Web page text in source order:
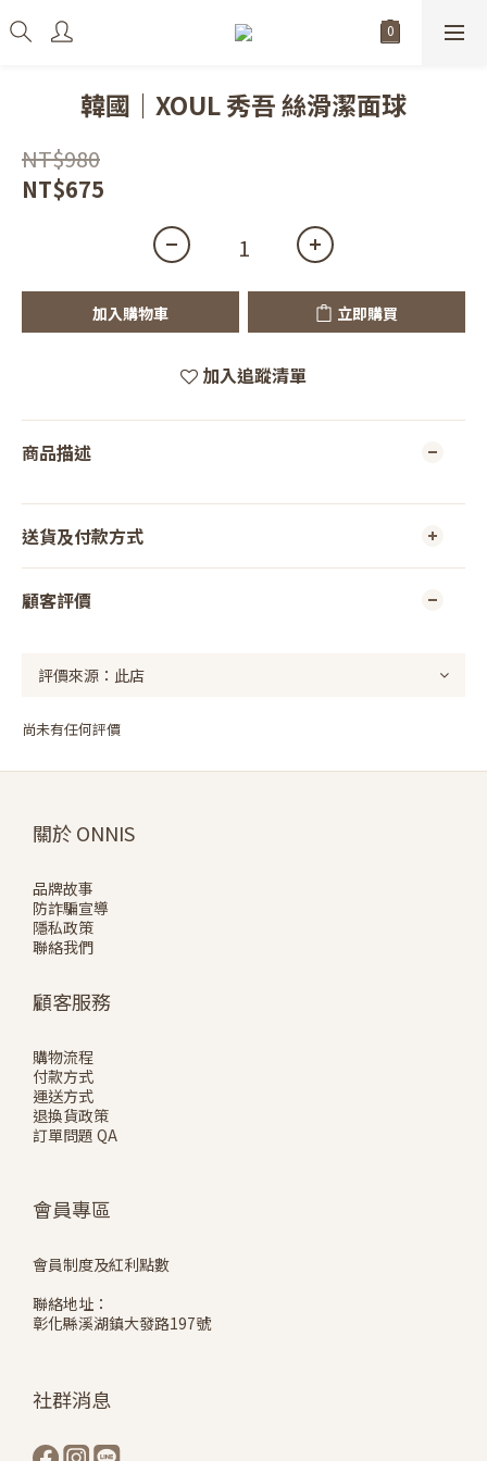
韓國｜XOUL 秀吾 絲滑潔面球
NT$980
NT$675
加入購物車 立即購買
加入追蹤清單
商品描述
送貨及付款方式
顧客評價
尚未有任何評價
關於 ONNIS
品牌故事
防詐騙宣導
隱私政策
聯絡我們
顧客服務
購物流程
付款方式
運送方式
退換貨政策
訂單問題 QA
會員專區
會員制度及紅利點數
聯絡地址：
彰化縣溪湖鎮大發路197號
社群消息